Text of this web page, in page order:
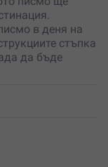
в деня на
стъпка
да бъде